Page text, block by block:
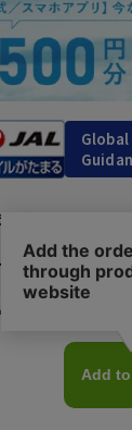
商取引法に基づく
利用規約
ーカー、エース公式サ
店ならではの豊富な
富な品揃え・安心の
性向上のため、
す。クッキーに